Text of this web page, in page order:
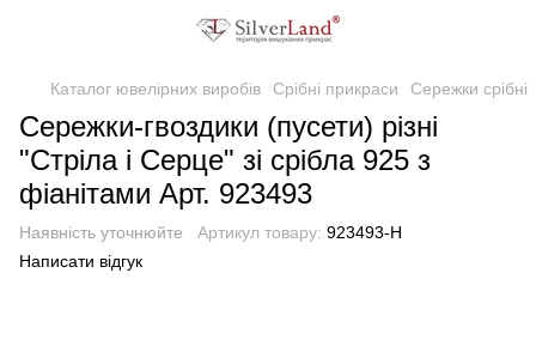
Каталог ювелірних виробів Срібні прикраси Сережки срібні
Сережки-гвоздики (пусети) різні
"Стріла і Серце" зі срібла 925 з
фіанітами Арт. 923493
Наявність уточнюйте Артикул товару: 923493-Н
Написати відгук